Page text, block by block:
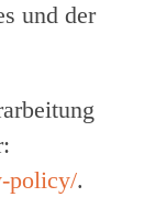
und der
policy/.